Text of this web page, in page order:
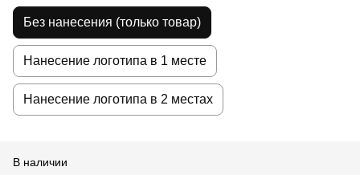
Без нанесения (только товар)
Нанесение логотипа в 1 месте
Нанесение логотипа в 2 местах
В наличии